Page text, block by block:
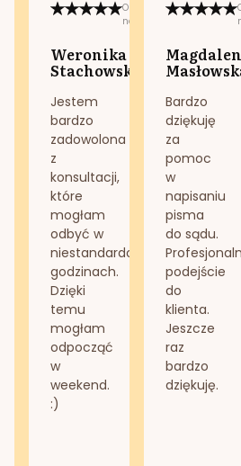
Opublikowano
na:
Weronika
Stachowska
Jestem
bardzo
zadowolona
z
konsultacji,
które
mogłam
odbyć w
niestandardowych
godzinach.
Dzięki
temu
mogłam
odpocząć
w
weekend.
:)
Bardzo
dziękuję
za
pomoc
w
napisaniu
pisma
do sądu.
podejście
do
klienta.
Jeszcze
raz
bardzo
dziękuję.